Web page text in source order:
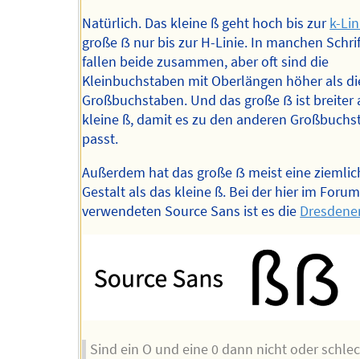
Natürlich. Das kleine ß geht hoch bis zurk-
große ẞ nur bis zur H-Linie. In manchen
fallen beide zusammen, aber oft sind die
Kleinbuchstaben mit Oberlängen höher als
Großbuchstaben. Und das große ẞ ist breiter
kleine ß, damit es zu den anderen
passt.
Außerdem hat das große ẞ meist eine
Gestalt als das kleine ß. Bei der hier im Forum
verwendeten Source Sans ist es die
Sind ein O und eine 0 dann nicht oder